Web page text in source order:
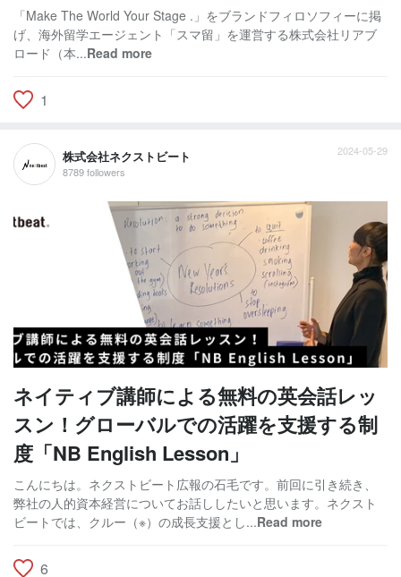
「Make The World Your Stage .」をブランドフィロソフィーに掲
げ、海外留学エージェント「スマ留」を運営する株式会社リアブ
ロード（本...Read more
1
株式会社ネクストビート
8789 followers
2024-05-29
ネイティブ講師による無料の英会話レッ
スン！グローバルでの活躍を支援する制
度「NB English Lesson」
こんにちは。ネクストビート広報の石毛です。前回に引き続き、
弊社の人的資本経営についてお話ししたいと思います。ネクスト
ビートでは、クルー（※）の成長支援とし...Read more
6